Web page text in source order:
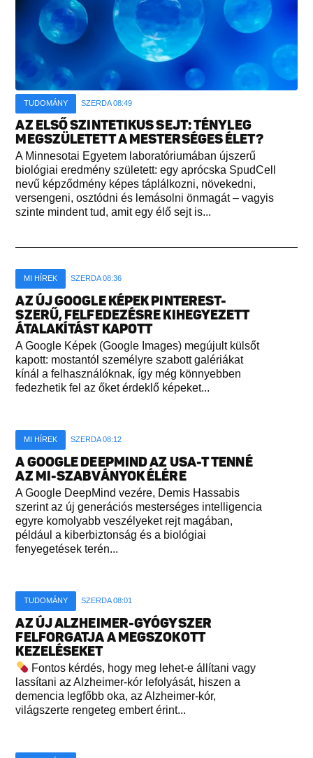
TUDOMÁNY SZERDA 08:49
AZ ELSŐ SZINTETIKUS SEJT: TÉNYLEG
MEGSZÜLETETT A MESTERSÉGES ÉLET?
A Minnesotai Egyetem laboratóriumában újszerű
biológiai eredmény született: egy aprócska SpudCell
nevű képződmény képes táplálkozni, növekedni,
versengeni, osztódni és lemásolni önmagát – vagyis
szinte mindent tud, amit egy élő sejt is...
MI HÍREK SZERDA 08:36
AZ ÚJ GOOGLE KÉPEK PINTEREST-
SZERŰ, FELFEDEZÉSRE KIHEGYEZETT
ÁTALAKÍTÁST KAPOTT
A Google Képek (Google Images) megújult külsőt
kapott: mostantól személyre szabott galériákat
kínál a felhasználóknak, így még könnyebben
fedezhetik fel az őket érdeklő képeket...
MI HÍREK SZERDA 08:12
A GOOGLE DEEPMIND AZ USA-T TENNÉ
AZ MI-SZABVÁNYOK ÉLÉRE
A Google DeepMind vezére, Demis Hassabis
szerint az új generációs mesterséges intelligencia
egyre komolyabb veszélyeket rejt magában,
például a kiberbiztonság és a biológiai
fenyegetések terén...
TUDOMÁNY SZERDA 08:01
AZ ÚJ ALZHEIMER-GYÓGYSZER
FELFORGATJA A MEGSZOKOTT
KEZELÉSEKET
Fontos kérdés, hogy meg lehet-e állítani vagy
lassítani az Alzheimer-kór lefolyását, hiszen a
demencia legfőbb oka, az Alzheimer-kór,
világszerte rengeteg embert érint...